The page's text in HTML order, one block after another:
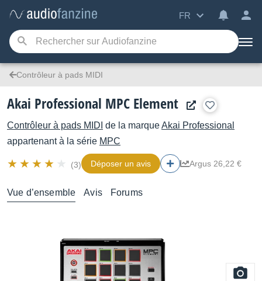
FR
Contrôleur à pads MIDI
Akai Professional MPC Element
Contrôleur à pads MIDI de la marqueAkai Professional
appartenant à la série MPC
(3) Déposer un avis Argus 26,22 €
Vue d’ensemble Avis Forums